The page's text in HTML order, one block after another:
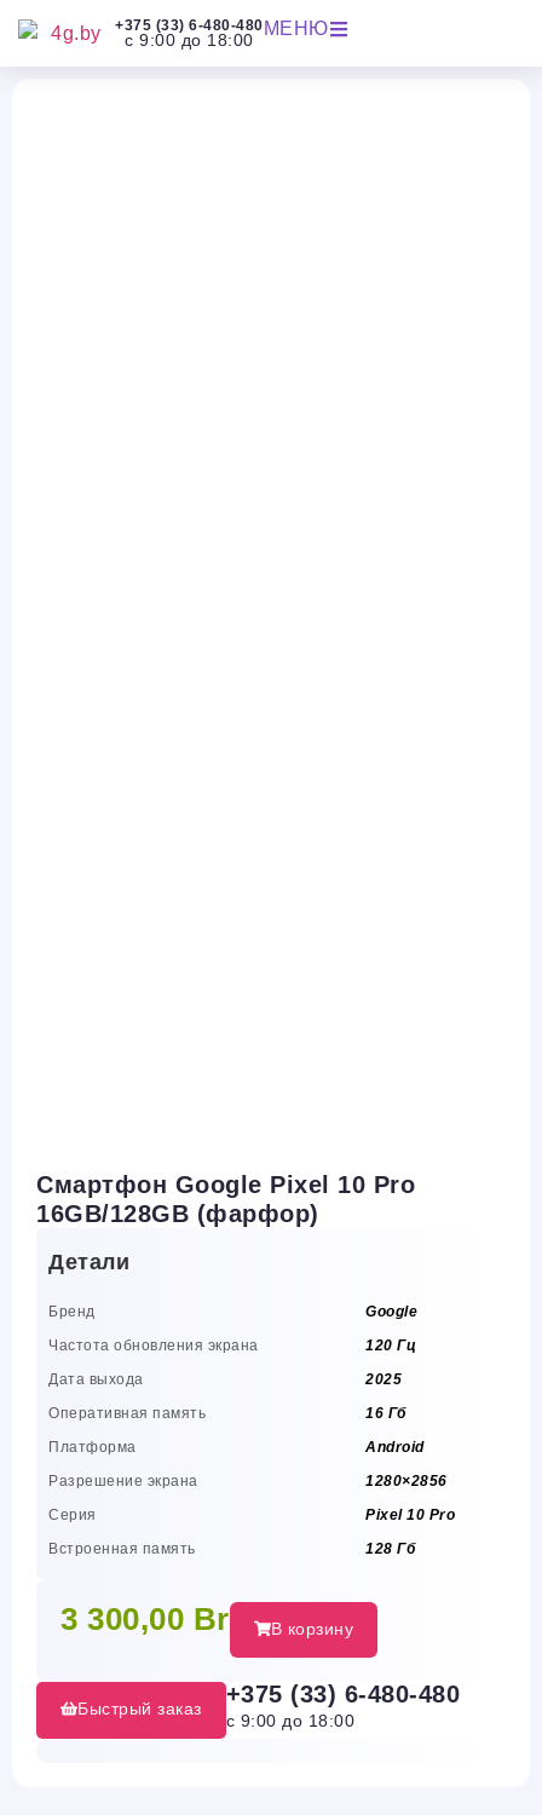
+375 (33) 6-480-480
с 9:00 до 18:00
МЕНЮ
Смартфон Google Pixel 10 Pro
16GB/128GB (фарфор)
Детали
Бренд
Google
Частота обновления экрана
120 Гц
Дата выхода
2025
Оперативная память
16 Гб
Платформа
Android
Разрешение экрана
1280×2856
Серия
Pixel 10 Pro
Встроенная память
128 Гб
3 300,00 Br В корзину
Быстрый заказ
+375 (33) 6-480-480
с 9:00 до 18:00